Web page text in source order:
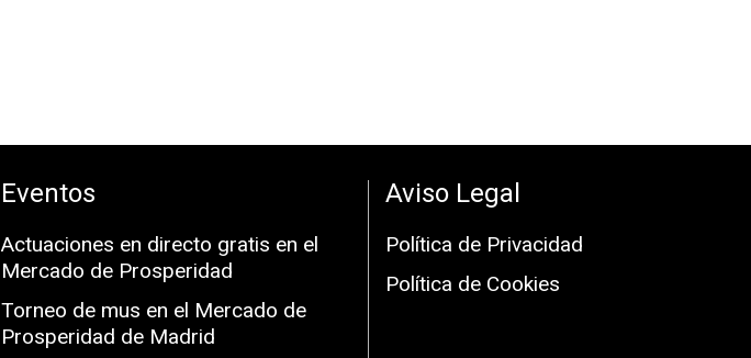
Eventos
Actuaciones en directo gratis en el
Mercado de Prosperidad
Torneo de mus en el Mercado de
Prosperidad de Madrid
Aviso Legal
Política de Privacidad
Política de Cookies